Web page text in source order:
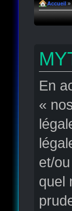
Accueil »
En
«
et/
quel